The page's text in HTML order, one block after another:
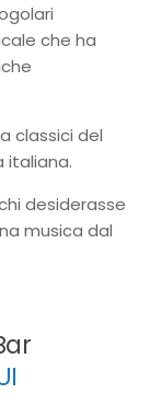
che ha
classici del
italiana.
desiderasse
musica dal